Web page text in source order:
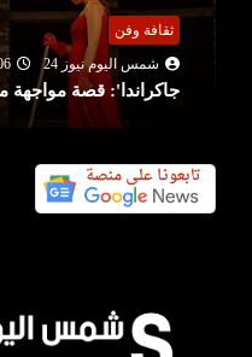
ثقافة وفن
شمس اليوم نيوز 24
06
جاكراندا': قصة مواجهة